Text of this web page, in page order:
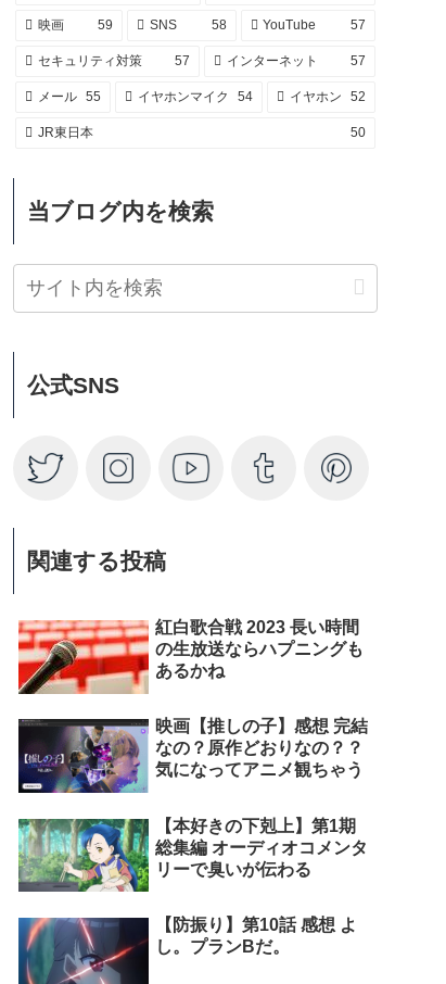
映画 59 SNS 58 YouTube 57
セキュリティ対策 57 インターネット 57
メール 55 イヤホンマイク 54 イヤホン 52
JR東日本 50
当ブログ内を検索
公式SNS
関連する投稿
紅白歌合戦 2023 長い時間
の生放送ならハプニングも
あるかね
映画【推しの子】感想 完結
なの？原作どおりなの？？
気になってアニメ観ちゃう
【本好きの下剋上】第1期
総集編 オーディオコメンタ
リーで臭いが伝わる
【防振り】第10話 感想 よ
し。プランBだ。